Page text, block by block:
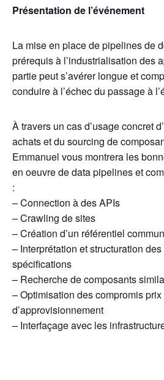
Présentation de l’événement
La mise en place de pipelines de
prérequis à l’industrialisation des
partie peut s’avérer longue et
conduire à l’échec du passage à
À travers un cas d’usage concret
achats et du sourcing de
Emmanuel vous montrera les
en oeuvre de data pipelines et
:
– Connection à des APIs
– Crawling de sites
– Création d’un référentiel
– Interprétation et structuration
spécifications
– Recherche de composants
– Optimisation des compromis
d’approvisionnement
– Interfaçage avec les